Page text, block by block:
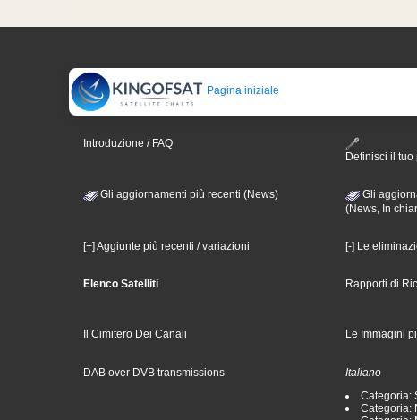
Pagina iniziale
Introduzione / FAQ
Definisci il tuo
Gli aggiornamenti più recenti (News)
Gli
(News, In
[+] Aggiunte più recenti / variazioni [-] Le
Elenco Satelliti Rapporti di
Il Cimitero Dei Canali Le Immagini
DAB over DVB transmissions
Italiano
Categoria:
Categoria: